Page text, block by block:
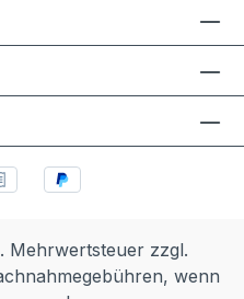
Mehrwertsteuer zzgl.
wenn